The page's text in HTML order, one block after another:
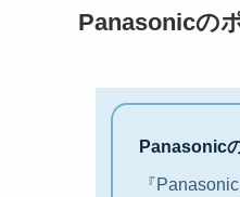
Panasonicの
Panasonic
『